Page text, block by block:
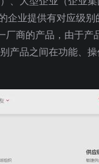
企业提供有对应级
厂商的产品，由于
产品之间在功能、